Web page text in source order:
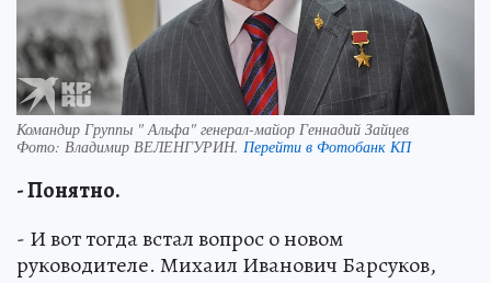
Командир Группы " Альфа" генерал-майор Геннадий Зайцев
Фото: Владимир ВЕЛЕНГУРИН. Перейти в Фотобанк КП
- Понятно.
- И вот тогда встал вопрос о новом
руководителе. Михаил Иванович Барсуков,